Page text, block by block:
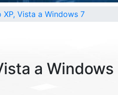
Vista a Windows 7
a Windows